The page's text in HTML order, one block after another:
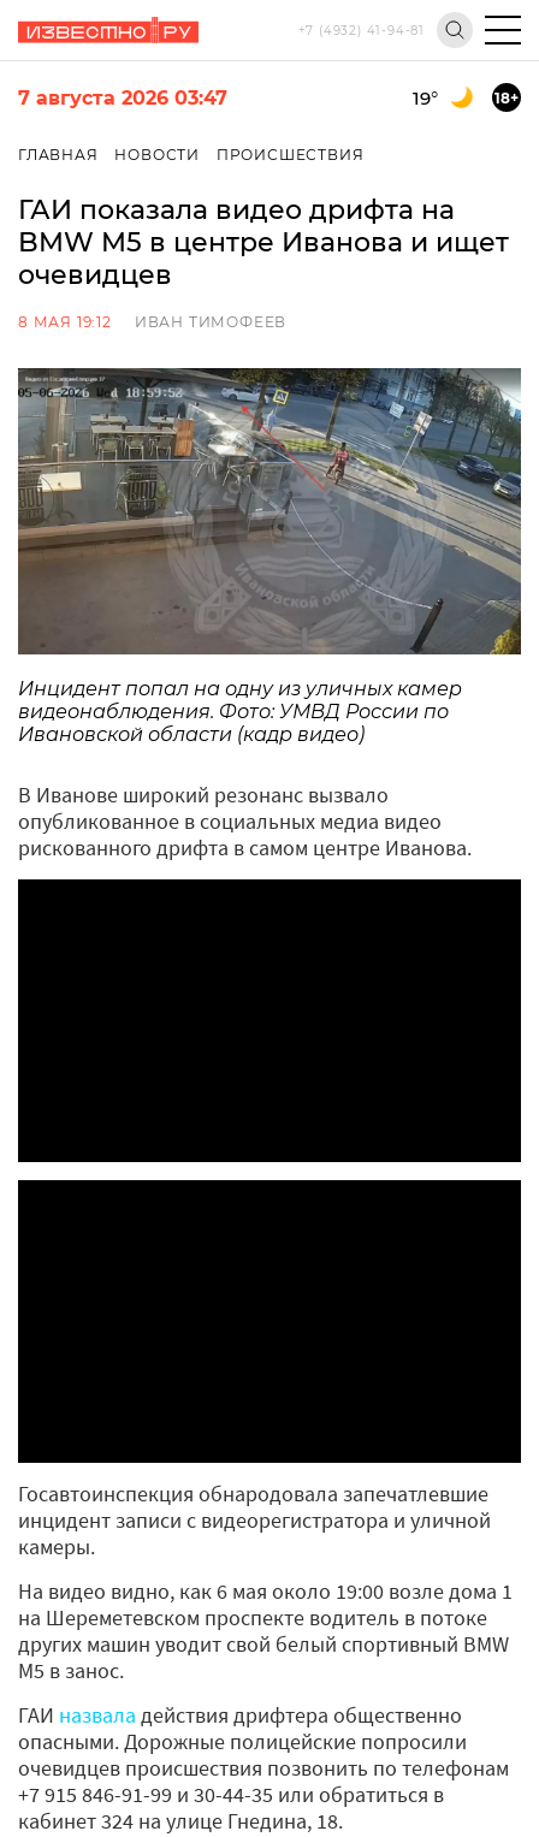
+7 (4932) 41-94-81
7 августа 2026 03:47 19° 18+
ГЛАВНАЯ НОВОСТИ ПРОИСШЕСТВИЯ
ГАИ показала видео дрифта на
BMW M5 в центре Иванова и ищет
очевидцев
8 МАЯ 19:12 ИВАН ТИМОФЕЕВ
Инцидент попал на одну из уличных камер
видеонаблюдения. Фото: УМВД России по
Ивановской области (кадр видео)
В Иванове широкий резонанс вызвало
опубликованное в социальных медиа видео
рискованного дрифта в самом центре Иванова.
Госавтоинспекция обнародовала запечатлевшие
инцидент записи с видеорегистратора и уличной
камеры.
На видео видно, как 6 мая около 19:00 возле дома 1
на Шереметевском проспекте водитель в потоке
других машин уводит свой белый спортивный BMW
M5 в занос.
ГАИ назвала действия дрифтера общественно
опасными. Дорожные полицейские попросили
очевидцев происшествия позвонить по телефонам
+7 915 846-91-99 и 30-44-35 или обратиться в
кабинет 324 на улице Гнедина, 18.